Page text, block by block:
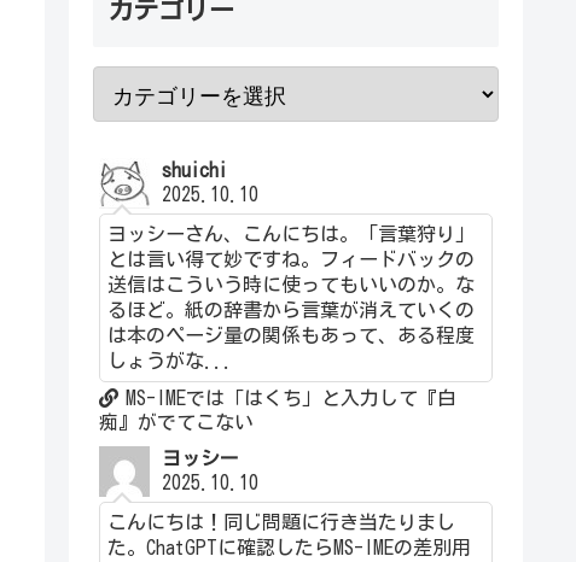
カテゴリー
shuichi
2025.10.10
ヨッシーさん、こんにちは。「言葉狩り」
とは言い得て妙ですね。フィードバックの
送信はこういう時に使ってもいいのか。な
るほど。紙の辞書から言葉が消えていくの
は本のページ量の関係もあって、ある程度
しょうがな...
MS-IMEでは「はくち」と入力して『白
痴』がでてこない
ヨッシー
2025.10.10
こんにちは！同じ問題に行き当たりまし
た。ChatGPTに確認したらMS-IMEの差別用